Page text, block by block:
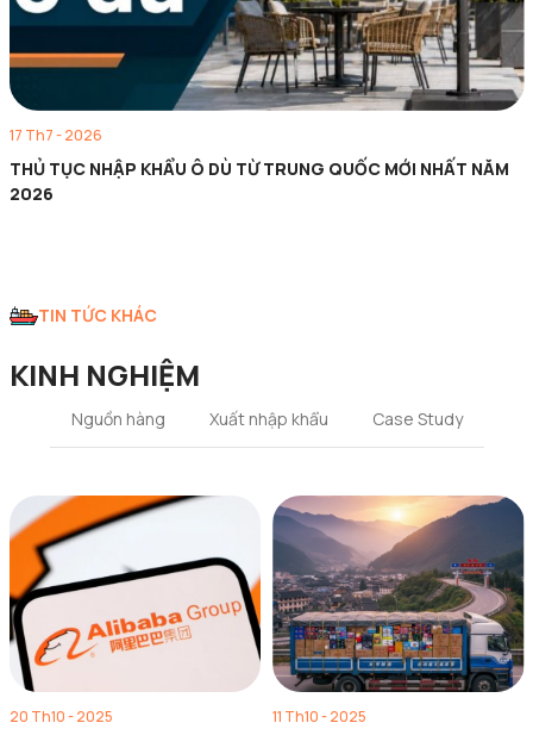
17 Th7 - 2026
THỦ TỤC NHẬP KHẨU Ô DÙ TỪ TRUNG QUỐC MỚI NHẤT NĂM
2026
TIN TỨC KHÁC
KINH NGHIỆM
Nguồn hàng Xuất nhập khẩu Case Study
20 Th10 - 2025 11 Th10 - 2025